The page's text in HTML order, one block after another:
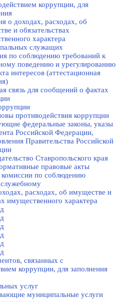
коррупции, для
о доходах, расходах, об
и обязательствах
характера
служащих
по соблюдению требований к
поведению и урегулированию
интересов (аттестационная
связь для сообщений о фактах
противодействия коррупции
федеральные законы, указы
Российской Федерации,
Правительства Российской
Ставропольского края
правовые акты
комиссии по соблюдению
расходах, об имуществе и
имущественного характера
связанных с
коррупции, для заполнения
услуг
муниципальные услуги